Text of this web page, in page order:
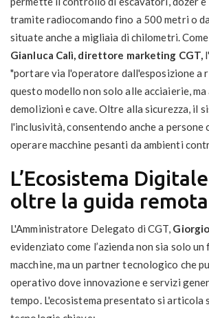
tramite radiocomando fino a 500 metri o
situate anche a migliaia di chilometri.
Gianluca Calì, direttore marketing CGT,
"portare via l'operatore dall'esposizione a
questo modello non solo alle acciaierie,
demolizioni e cave. Oltre alla sicurezza, il
l'inclusività, consentendo anche a persone
operare macchine pesanti da ambienti
L’Ecosistema
oltre la guida remota
L'Amministratore Delegato di CGT,
evidenziato come l’azienda non sia solo
macchine, ma un partner tecnologico che
operativo dove innovazione e servizi
tempo. L'ecosistema presentato si articola